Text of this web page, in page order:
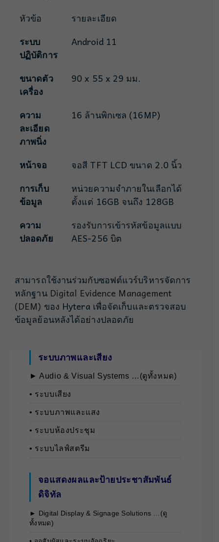
หัวข้อ
รายละเอียด
ระบบ
ปฏิบัติการ
Android 11
ขนาดตัว
เครื่อง
90 x 55 x 29 มม.
ความ
ละเอียด
ภาพนิ่ง
16 ล้านพิกเซล (16MP)
หน้าจอ
จอสี TFT LCD ขนาด 2.0 นิ้ว
การเก็บ
ข้อมูล
หน่วยความจำภายในเลือกได้
ตั้งแต่ 16GB จนถึง 128GB
ความ
ปลอดภัย
รองรับการเข้ารหัสข้อมูลแบบ
AES-256 บิต
สามารถใช้งานร่วมกับซอฟต์แวร์บริหารจัดการ
หลักฐาน Digital Evidence Management
(DEM) ของ Hytera เพื่อจัดเก็บและตรวจสอบ
ข้อมูลย้อนหลังได้อย่างปลอดภัย
ระบบภาพและเสียง
► Audio & Visual Systems …(ดูทั้งหมด)
• ระบบเสียง
• ระบบภาพและแสง
• ระบบห้องประชุม
• ระบบไลฟ์สตรีม
จอแสดงผลและป้ายประชาสัมพันธ์
ดิจิทัล
► Digital Display & Signage Solutions …(ดู
ทั้งหมด)